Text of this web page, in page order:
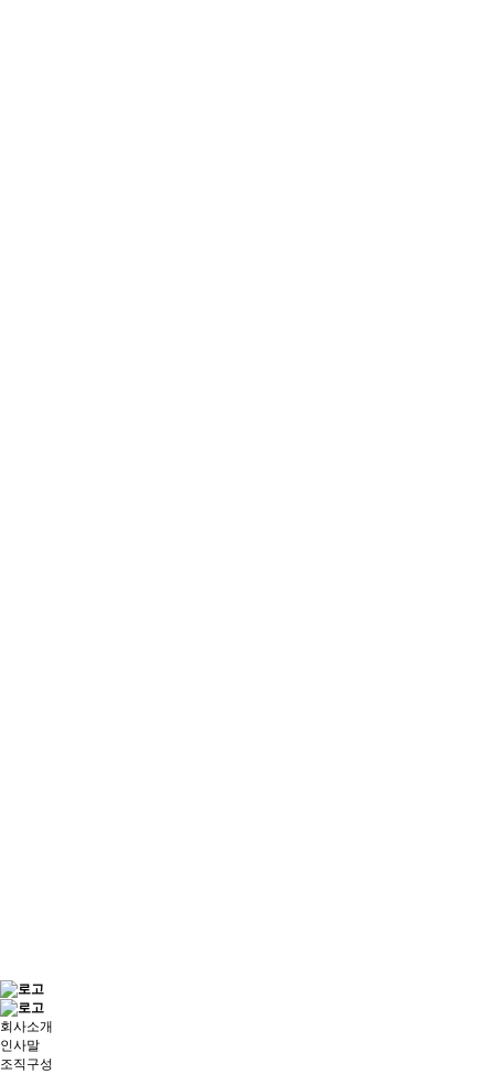
회사소개
인사말
조직구성